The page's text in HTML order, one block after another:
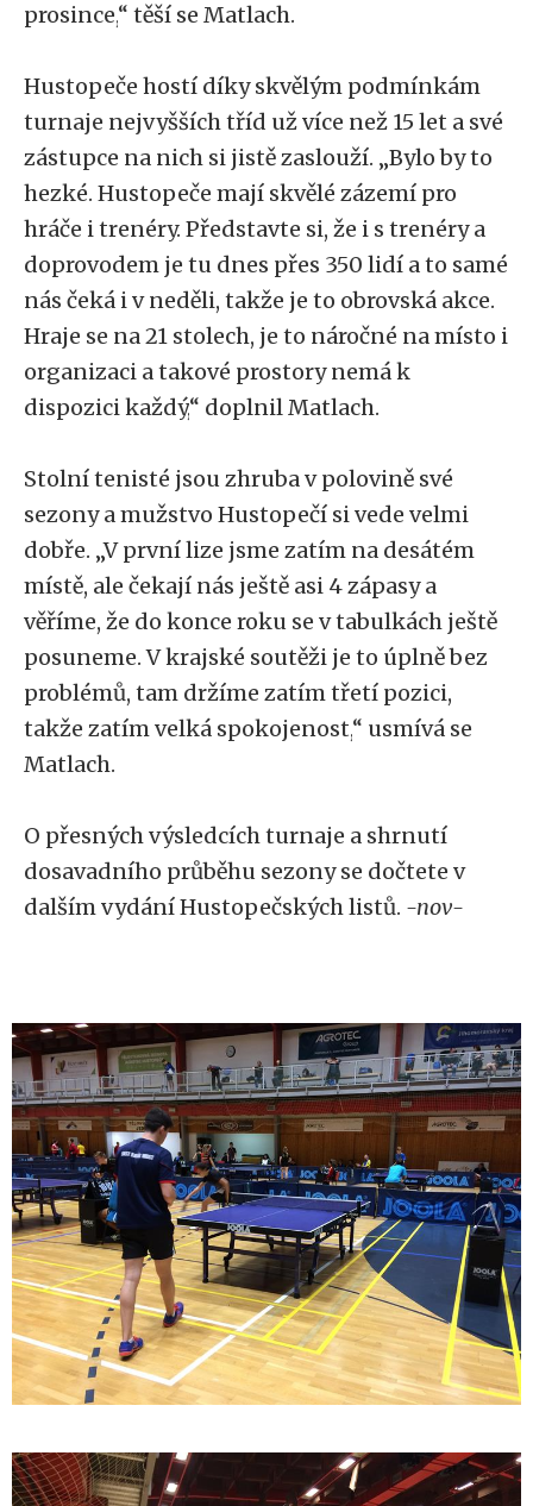
prosince,“ těší se Matlach.
Hustopeče hostí díky skvělým podmínkám
turnaje nejvyšších tříd už více než 15 let a své
zástupce na nich si jistě zaslouží. „Bylo by to
hezké. Hustopeče mají skvělé zázemí pro
hráče i trenéry. Představte si, že i s trenéry a
doprovodem je tu dnes přes 350 lidí a to samé
nás čeká i v neděli, takže je to obrovská akce.
Hraje se na 21 stolech, je to náročné na místo i
organizaci a takové prostory nemá k
dispozici každý,“ doplnil Matlach.
Stolní tenisté jsou zhruba v polovině své
sezony a mužstvo Hustopečí si vede velmi
dobře. „V první lize jsme zatím na desátém
místě, ale čekají nás ještě asi 4 zápasy a
věříme, že do konce roku se v tabulkách ještě
posuneme. V krajské soutěži je to úplně bez
problémů, tam držíme zatím třetí pozici,
takže zatím velká spokojenost,“ usmívá se
Matlach.
O přesných výsledcích turnaje a shrnutí
dosavadního průběhu sezony se dočtete v
dalším vydání Hustopečských listů. -nov-